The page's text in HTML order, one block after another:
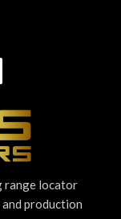
range locator
production